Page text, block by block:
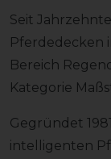
Seit
Pferdedecken
Bereich
Kategorie
Gegründet
intelligenten